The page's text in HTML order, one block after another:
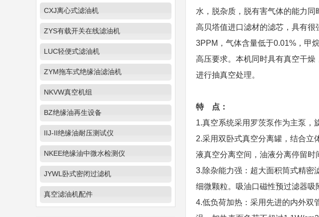
CXJ离心式滤油机
ZYS有载开关在线滤油机
LUC轻便式滤油机
ZYM拖车式绝缘油滤油机
NKVW真空机组
BZ绝缘油再生设备
IIJ-II绝缘油耐压测试仪
NKEE绝缘油中微水检测仪
JYWL卧式密闭过滤机
真空滤油机配件
水，脱杂质，脱有害气体的能力
高贝塔值进口滤材的滤芯，具有
3PPM，气体含量低于0.01%，甲
高压要求。本机同时具有真空干
进行抽真空处理。
特 点：
1.真空系统采用罗茨泵作为主泵，
2.采用双卧式真空分离罐，结合立
液真空分离空间，油液分离停留时
3.除杂能力强：超大面积筒式精密
细微颗粒。吸油口磁性预过滤器吸
4.低负荷加热：采用先进的内外双